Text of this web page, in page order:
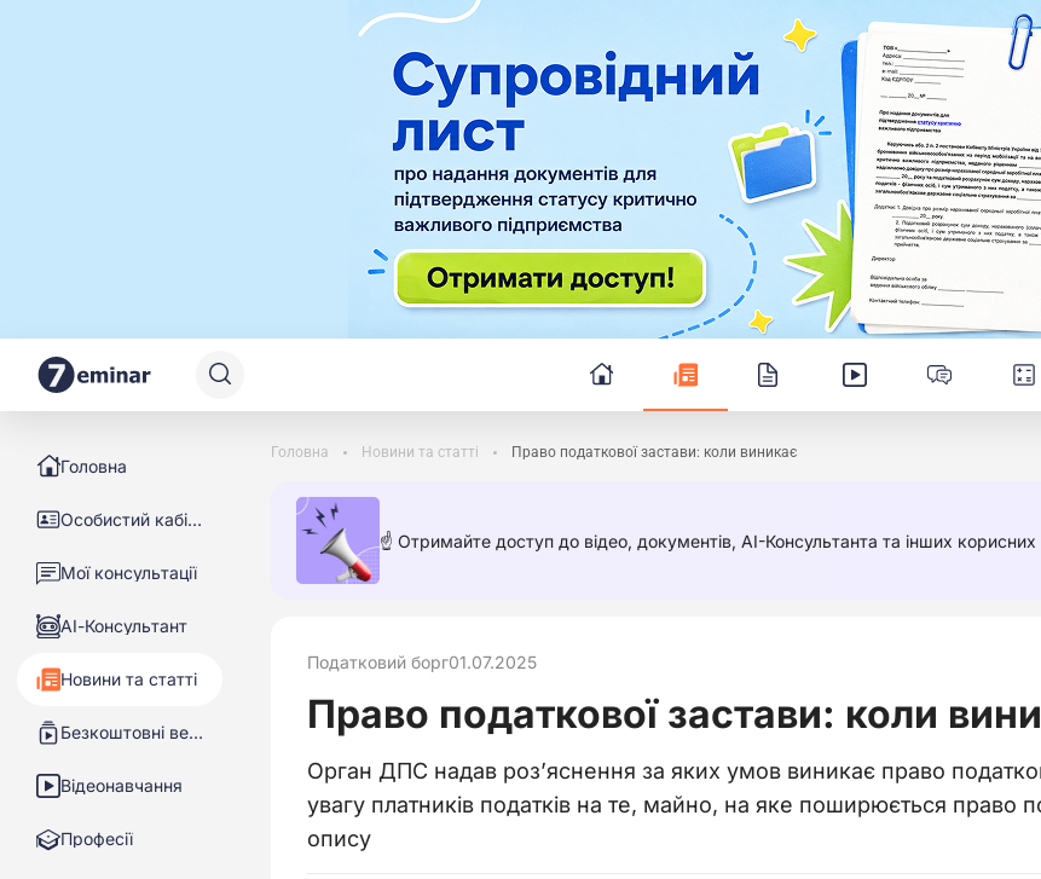
Головна
Особистий кабінет
Мої консультації
АІ-Консультант
Новини та статті
Безкоштовні вебінари
Відеонавчання
Професії
Головна Новини та статті Право податкової застави: коли виникає
☝️ Отримайте доступ до відео, документів, AI-Консультанта та інших корисних
Податковий борг01.07.2025
Право податкової застави: коли
Орган ДПС надав роз’яснення за яких умов виникає право
увагу платників податків на те, майно, на яке поширюється право
опису